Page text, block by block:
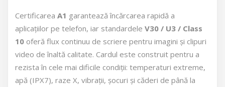
Certificarea A1 garantează încărcarea rapidă a
aplicațiilor pe telefon, iar standardele V30 / U3 / Class
10 oferă flux continuu de scriere pentru imagini și clipuri
video de înaltă calitate. Cardul este construit pentru a
rezista în cele mai dificile condiții: temperaturi extreme,
apă (IPX7), raze X, vibrații, șocuri și căderi de până la